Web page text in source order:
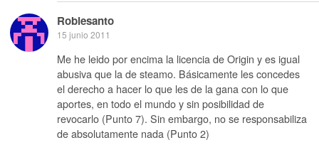
Roblesanto
15 junio 2011
Me he leido por encima la licencia de Origin y es igual
abusiva que la de steamo. Básicamente les concedes
el derecho a hacer lo que les de la gana con lo que
aportes, en todo el mundo y sin posibilidad de
revocarlo (Punto 7). Sin embargo, no se responsabiliza
de absolutamente nada (Punto 2)